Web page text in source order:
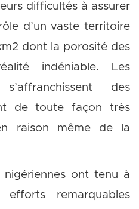
difficultés à assurer
d’un vaste territoire
dont la porosité des
indéniable. Les
des
de toute façon très
raison même de la
nigériennes ont tenu à
remarquables